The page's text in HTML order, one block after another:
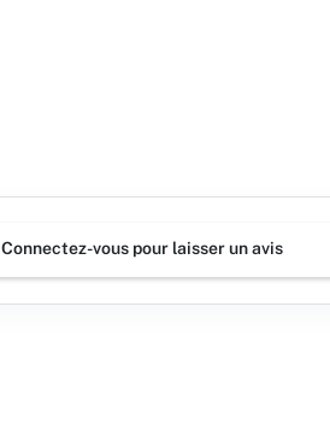
Connectez-vous pour laisser un avis